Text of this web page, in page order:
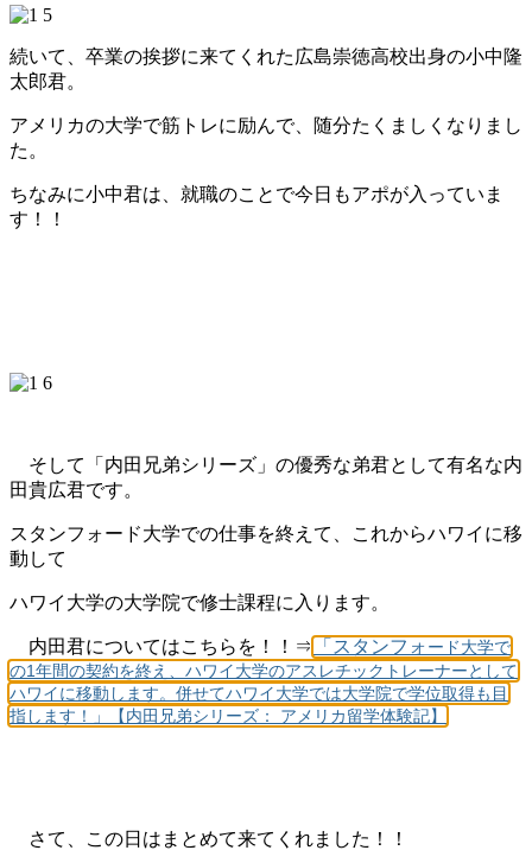
続いて、卒業の挨拶に来てくれた広島崇徳高校出身の小中隆
太郎君。
アメリカの大学で筋トレに励んで、随分たくましくなりまし
た。
ちなみに小中君は、就職のことで今日もアポが入っていま
す！！
そして「内田兄弟シリーズ」の優秀な弟君として有名な内
田貴広君です。
スタンフォード大学での仕事を終えて、これからハワイに移
動して
ハワイ大学の大学院で修士課程に入ります。
内田君についてはこちらを！！⇒「スタンフォード大学で
の1年間の契約を終え、ハワイ大学のアスレチックトレーナーとして
ハワイに移動します。併せてハワイ大学では大学院で学位取得も目
指します！」【内田兄弟シリーズ： アメリカ留学体験記】
さて、この日はまとめて来てくれました！！